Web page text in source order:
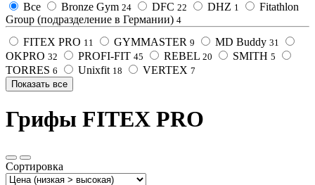
Все
Bronze Gym 24 DFC 22 DHZ 1
Fitathlon
Group (подразделение в Германии) 4
FITEX PRO 11 GYMMASTER 9 MD Buddy 31
OKPRO 32 PROFI-FIT 45 REBEL 20 SMITH 5
TORRES 6 Unixfit 18 VERTEX 7
Показать все
Грифы FITEX PRO
Сортировка